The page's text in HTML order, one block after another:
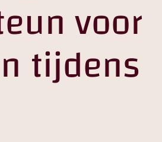
voor
tijdens